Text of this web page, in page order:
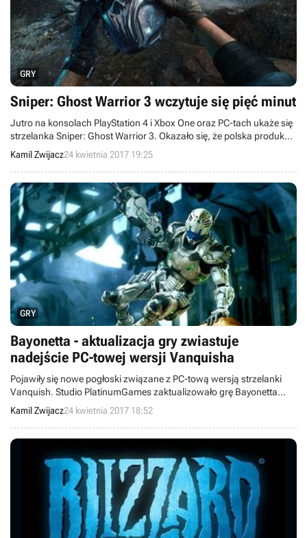
GRY
Sniper: Ghost Warrior 3 wczytuje się pięć minut
Jutro na konsolach PlayStation 4 i Xbox One oraz PC-tach ukaże się
strzelanka Sniper: Ghost Warrior 3. Okazało się, że polska produkcja
ma problem z początkowym wczytywaniem poziomów - czas
oczekiwania wynosi około pięciu minut.
Kamil Zwijacz24 kwietnia 2017 19:25
GRY
Bayonetta - aktualizacja gry zwiastuje
nadejście PC-towej wersji Vanquisha
Pojawiły się nowe pogłoski związane z PC-tową wersją strzelanki
Vanquish. Studio PlatinumGames zaktualizowało grę Bayonetta
dostępną na Steamie, umieszczając w folderze „Extras” małą
niespodziankę.
Kamil Zwijacz24 kwietnia 2017 18:52